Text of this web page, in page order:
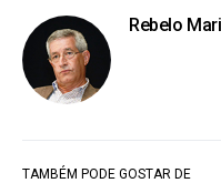
Rebelo
TAMBÉM PODE GOSTAR DE